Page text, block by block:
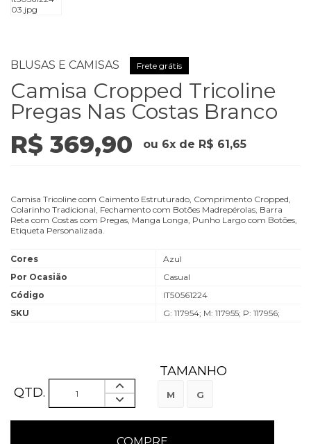
BLUSAS E CAMISAS
Camisa Cropped Tricoline
Pregas Nas Costas Branco
R$ 369,90 ou 6x de R$ 61,65
Camisa Tricoline com Caimento Estruturado, Comprimento Cropped,
Colarinho Tradicional, Fechamento com Botões Madrepérolas, Barra
Reta com Costas com Pregas, Manga Longa, Punho Largo com Botões,
Etiqueta Personalizada.
Cores
Azul
Por Ocasião
Casual
Código
IT50561224
SKU
G: 117954; M: 117955; P: 117956;
QTD.
TAMANHO
M G